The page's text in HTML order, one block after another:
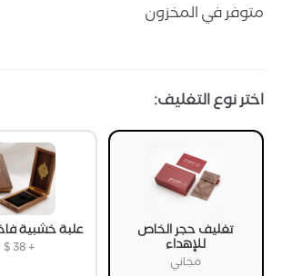
متوفر في المخزون
اختر نوع التغليف:
تغليف حجر الخاص
للإهداء
مجاني
علبة خشبية
+
$38